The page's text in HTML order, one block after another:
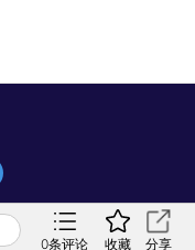
0条评论 收藏 分享